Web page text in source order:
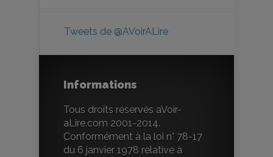
Tweets de @AVoirALire
Informations
Tous droits réservés aVoir-
aLire.com 2001-2014.
Conformément à la loi n° 78-17
du 6 janvier 1978 relative à